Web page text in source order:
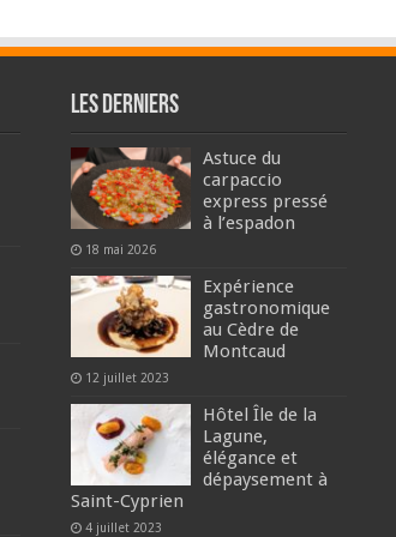
Les derniers
Astuce du
carpaccio
express pressé
à l’espadon
18 mai 2026
Expérience
gastronomique
au Cèdre de
Montcaud
12 juillet 2023
Hôtel Île de la
Lagune,
élégance et
dépaysement à
Saint-Cyprien
4 juillet 2023